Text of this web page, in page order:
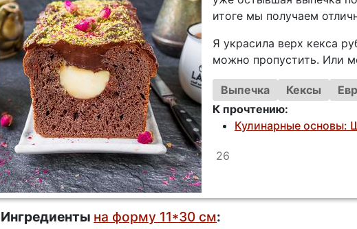
итоге мы получаем
Я украсила верх кекса
можно пропустить. Или
Выпечка Кексы
К прочтению:
Кулинарные основы:
26
Ингредиенты на форму 11*30 см: